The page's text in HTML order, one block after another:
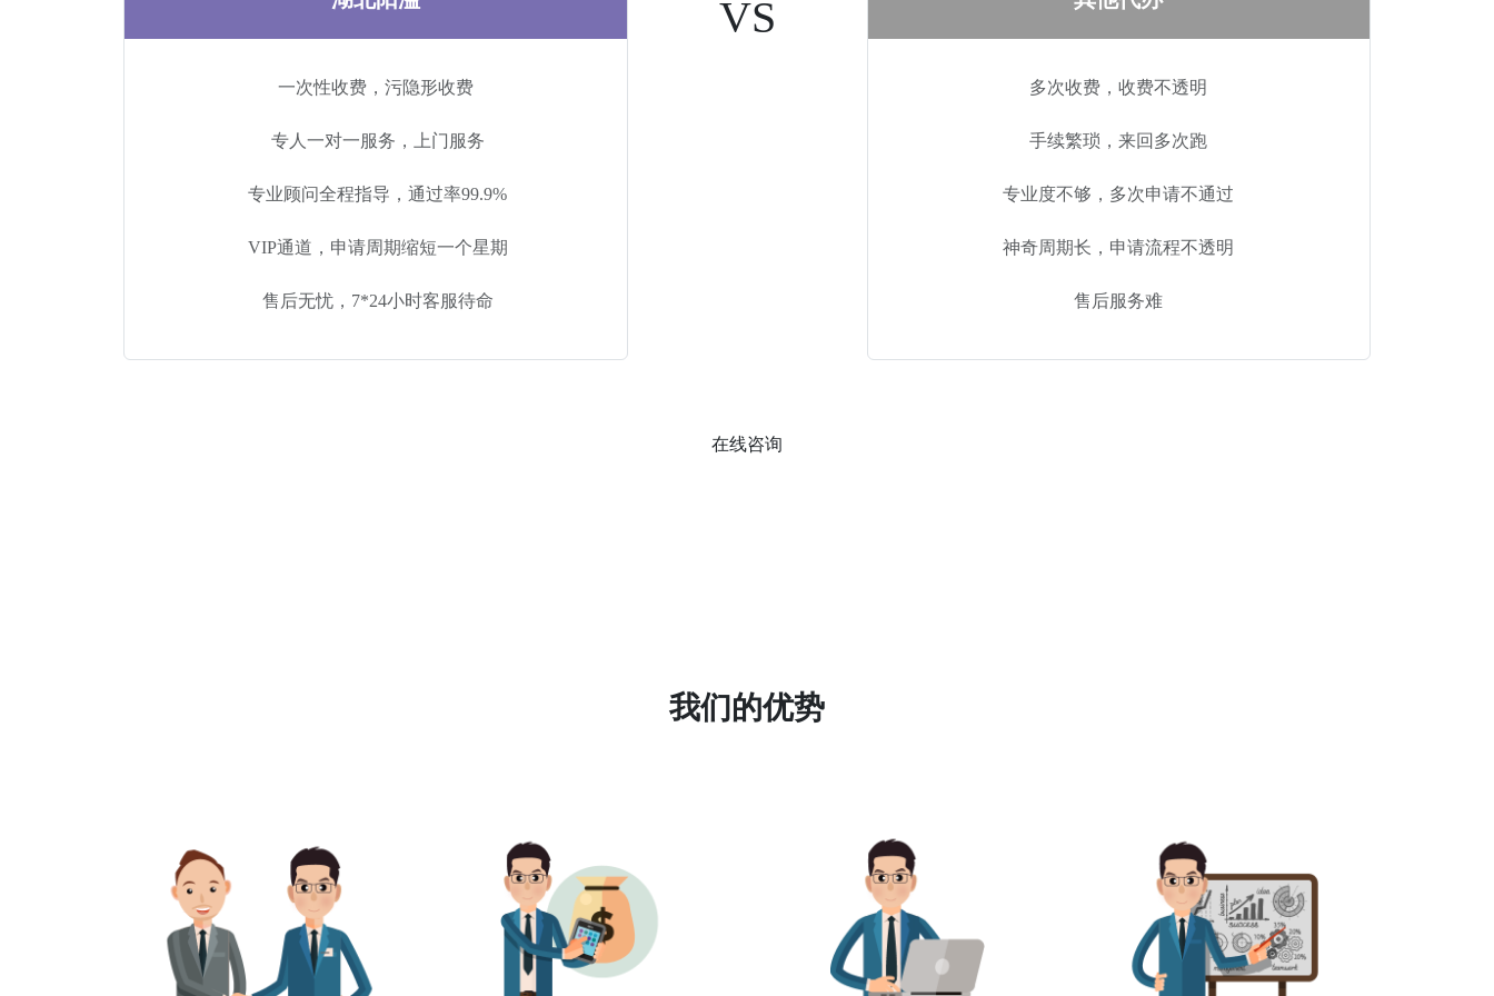
一次性收费，污隐形收费
专人一对一服务，上门服务
专业顾问全程指导，通过率99.9%
VIP通道，申请周期缩短一个星期
售后无忧，7*24小时客服待命
VS
多次收费，收费不透明
手续繁琐，来回多次跑
专业度不够，多次申请不通过
神奇周期长，申请流程不透明
售后服务难
在线咨询
我们的优势